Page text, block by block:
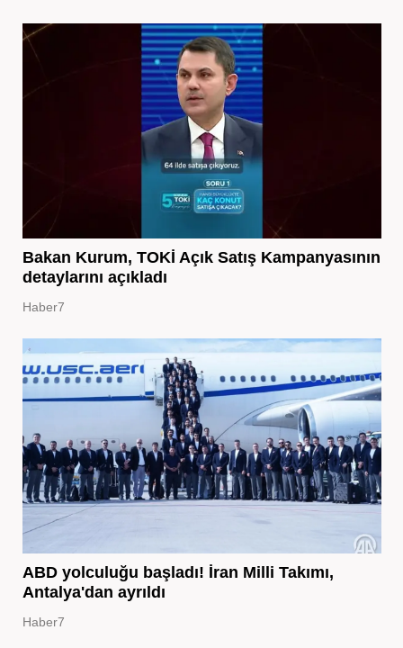
Bakan Kurum, TOKİ Açık Satış Kampanyasının
detaylarını açıkladı
Haber7
ABD yolculuğu başladı! İran Milli Takımı,
Antalya'dan ayrıldı
Haber7